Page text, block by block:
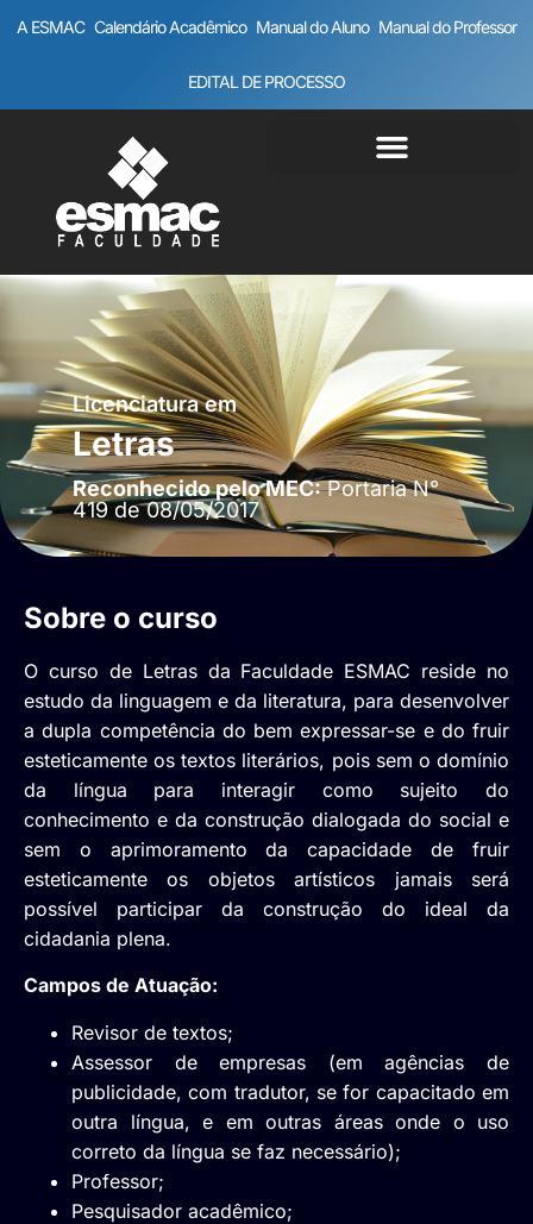
A ESMAC Calendário Acadêmico Manual do Aluno Manual do Professor
EDITAL DE PROCESSO
Licenciatura em
Letras
Reconhecido pelo MEC:Portaria N°
419 de 08/05/2017
Sobre o curso
O curso de Letras da Faculdade ESMAC reside no
estudo da linguagem e da literatura, para desenvolver
a dupla competência do bem expressar-se e do fruir
esteticamente os textos literários, pois sem o domínio
da língua para interagir como sujeito do
conhecimento e da construção dialogada do social e
sem o aprimoramento da capacidade de fruir
esteticamente os objetos artísticos jamais será
possível participar da construção do ideal da
cidadania plena.
Campos de Atuação:
Revisor de textos;
Assessor de empresas (em agências de
publicidade, com tradutor, se for capacitado em
outra língua, e em outras áreas onde o uso
correto da língua se faz necessário);
Professor;
Pesquisador acadêmico;